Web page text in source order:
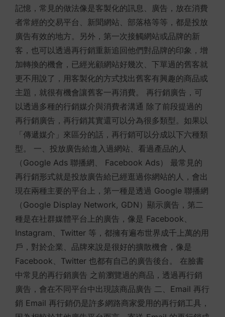
記憶，常見的做法像是客製化的訊息、廣告，放在消費
者常經的交易平台、新聞網站、部落格等等，都是投放
廣告有效的地方。另外，第一次接觸網站或品牌的新
客，也可以透過再行銷重新追回他們對品牌的印象，增
加轉換的機會，已經光顧網站好幾次、下單過的舊客就
更不用說了，用客製化的方式找出舊客有興趣的商品或
主題，就很有機會讓舊客一再消費。 再行銷廣告，可
以透過多種的行銷媒介與消費者溝通 除了前段提過的
再行銷廣告，再行銷其實還可以分為很多類型。如果以
「傳遞媒介」來區分的話，再行銷可以分成以下六種類
型。 一、投放廣告給進入過網站、看過產品的人
（Google Ads 聯播網、 Facebook Ads） 最常見的
再行銷形式就是投放廣告給已經逛過你網站的人，會出
現在兩種主要的平台上，第一種是透過 Google 聯播網
（Google Display Network, GDN）顯示廣告，第二
種是在社群媒體平台上的廣告，像是 Facebook、
Instagram、Twitter 等，都擁有遍布世界成千上萬的用
戶，對於企業、品牌來說是很好的擴散機會，像是
Facebook、Twitter 也都有自己的廣告後台。 在臉書
中常見的再行銷廣告 之前瀏覽過的商品，透過再行銷
廣告，會在不同平台中出現該商品廣告 二、Email 再行
銷 Email 再行銷仍是許多網路商家愛用的再行銷工具，